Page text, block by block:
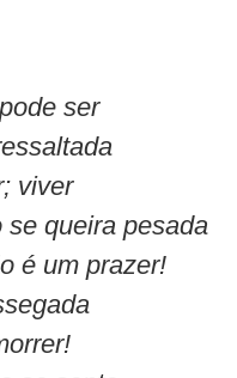
ser
viver
se queira pesada
é um prazer!